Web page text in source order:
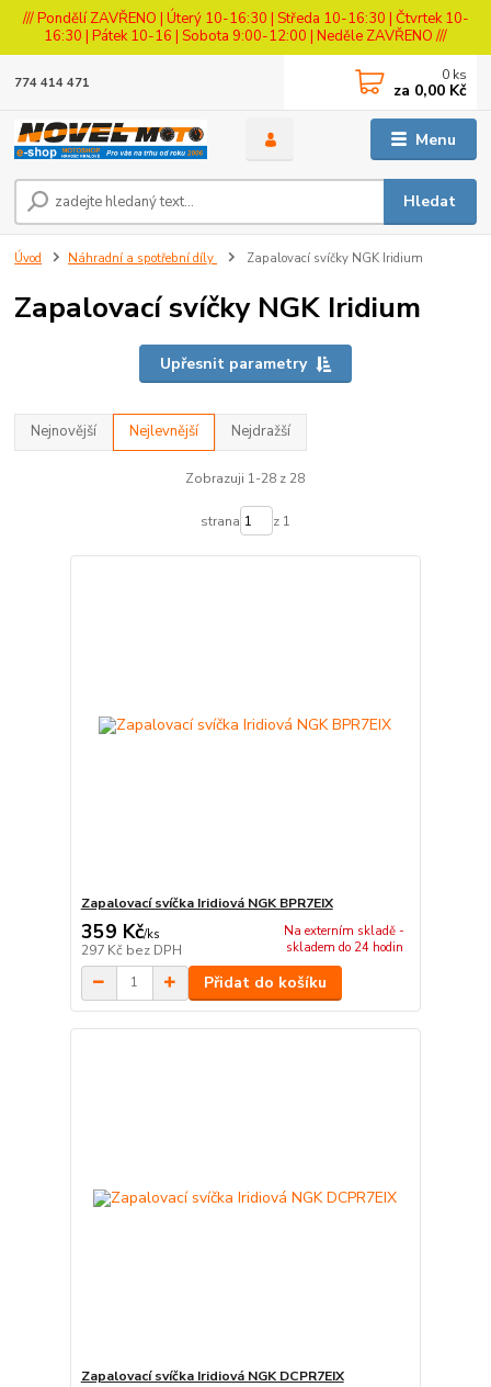
/// Pondělí ZAVŘENO | Úterý 10-16:30 | Středa 10-16:30 | Čtvrtek 10-
16:30 | Pátek 10-16 | Sobota 9:00-12:00 | Neděle ZAVŘENO ///
Menu
Hledat
774 414 471 0 ks
za 0,00 Kč
Úvod Náhradní a spotřební díly Zapalovací svíčky NGK Iridium
Zapalovací svíčky NGK Iridium
Upřesnit parametry
Nejnovější Nejlevnější Nejdražší
Zobrazuji 1-28 z 28
strana z 1
Zapalovací svíčka Iridiová NGK BPR7EIX
359 Kč/ks
297 Kč bez DPH
Na externím skladě -
skladem do 24 hodin
Přidat do košíku
Zapalovací svíčka Iridiová NGK DCPR7EIX